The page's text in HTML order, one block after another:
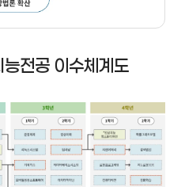
전공 이수체계도